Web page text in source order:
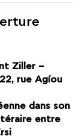
Ziller –
rue Agíou
dans son
entre